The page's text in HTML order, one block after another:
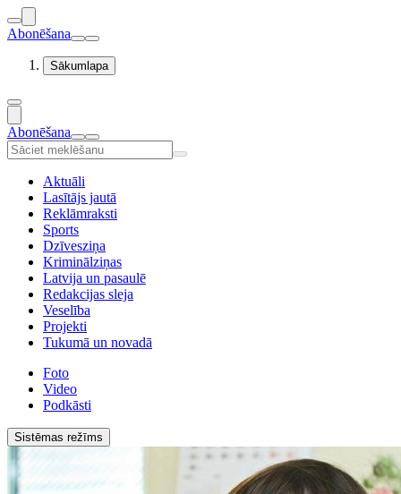
Abonēšana
Sākumlapa
Abonēšana
Aktuāli
Lasītājs jautā
Reklāmraksti
Sports
Dzīvesziņa
Kriminālziņas
Latvija un pasaulē
Redakcijas sleja
Veselība
Projekti
Tukumā un novadā
Foto
Video
Podkāsti
Sistēmas režīms